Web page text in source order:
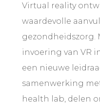
Virtual reality
waardevolle
gezondheidszorg.
invoering van VR
een nieuwe
samenwerking
health lab, delen